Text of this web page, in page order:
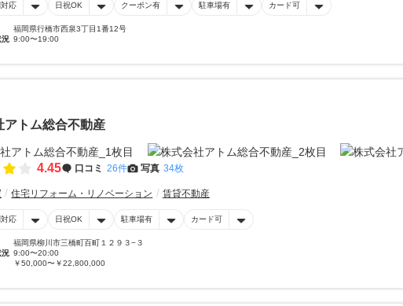
応 日祝OK クーポン有 駐車場有 カード可
福岡県行橋市西泉3丁目1番12号
況 9:00〜19:00
アトム総合不動産
4.45 口コミ 26件 写真 34枚
住宅リフォーム・リノベーション 賃貸不動産
応 日祝OK 駐車場有 カード可
福岡県柳川市三橋町百町１２９３−３
況 9:00〜20:00
￥50,000〜￥22,800,000